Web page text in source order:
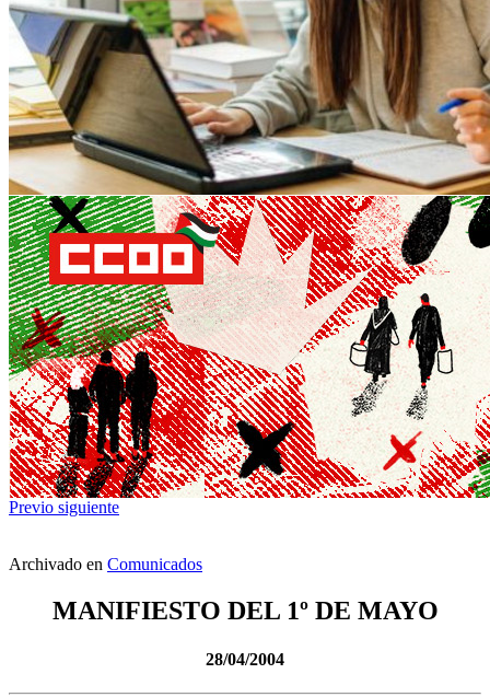
Previo siguiente
Archivado en Comunicados
MANIFIESTO DEL 1º DE MAYO
28/04/2004